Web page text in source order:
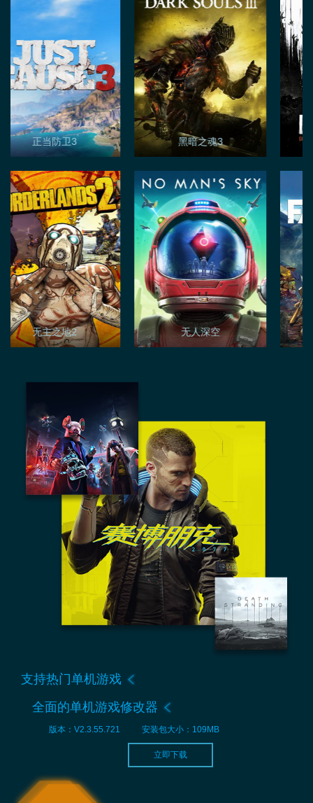
正当防卫3
无主之地2
黑暗之魂3
无人深空
支持热门单机游戏
全面的单机游戏修改器
版本：V2.3.55.721 安装包大小：109MB
立即下载